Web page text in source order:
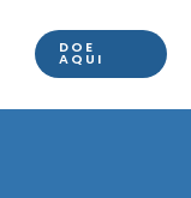
DOE
AQUI